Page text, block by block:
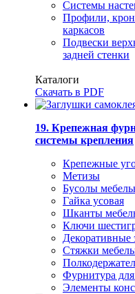
Системы
Профили,
каркасов
Подвески
задней стенки
Каталоги
Скачать в PDF
19. Крепежная
системы крепления
Крепежные
Метизы
Бусолы
Гайка усовая
Шканты
Ключи
Декоративные
Стяжки
Фурнитура для
Элементы